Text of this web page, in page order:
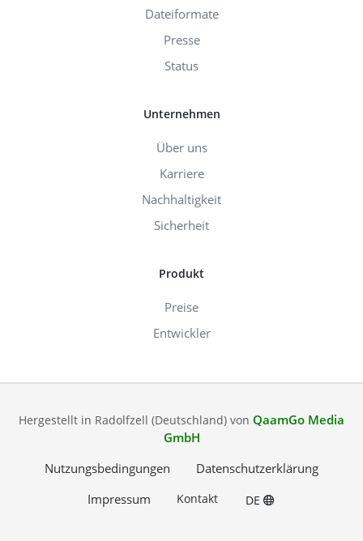
Dateiformate
Presse
Status
Unternehmen
Über uns
Karriere
Nachhaltigkeit
Sicherheit
Produkt
Preise
Entwickler
Hergestellt in Radolfzell (Deutschland) von QaamGo Media
GmbH
Nutzungsbedingungen
Datenschutzerklärung
Impressum
Kontakt DE